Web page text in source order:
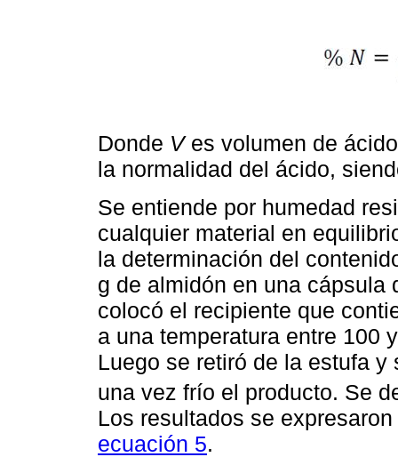
Donde Ves volumen de
la normalidad del ácido,
Se entiende por humedad
cualquier material en
la determinación del
g de almidón en una cápsula
colocó el recipiente que
a una temperatura entre 100
Luego se retiró de la estufa
una vez frío el producto. Se
Los resultados se
ecuación 5.